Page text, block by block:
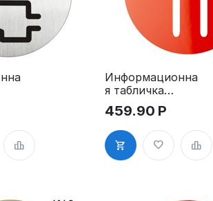
Информационна
я табличка
«Ресторан,
кафе, столовая,
буфет» таблички
на дверь, на
стену
459.90 Р